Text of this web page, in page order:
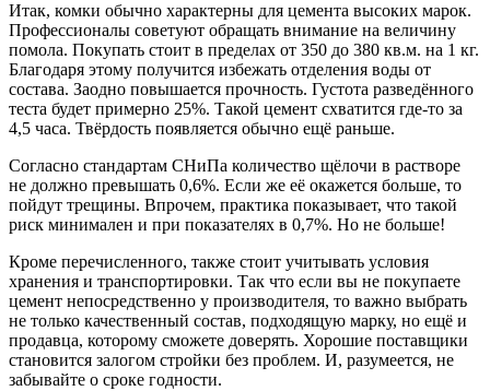
Итак, комки обычно характерны для цемента высоких марок.
Профессионалы советуют обращать внимание на величину
помола. Покупать стоит в пределах от 350 до 380 кв.м. на 1 кг.
Благодаря этому получится избежать отделения воды от
состава. Заодно повышается прочность. Густота разведённого
теста будет примерно 25%. Такой цемент схватится где-то за
4,5 часа. Твёрдость появляется обычно ещё раньше.
Согласно стандартам СНиПа количество щёлочи в растворе
не должно превышать 0,6%. Если же её окажется больше, то
пойдут трещины. Впрочем, практика показывает, что такой
риск минимален и при показателях в 0,7%. Но не больше!
Кроме перечисленного, также стоит учитывать условия
хранения и транспортировки. Так что если вы не покупаете
цемент непосредственно у производителя, то важно выбрать
не только качественный состав, подходящую марку, но ещё и
продавца, которому сможете доверять. Хорошие поставщики
становится залогом стройки без проблем. И, разумеется, не
забывайте о сроке годности.